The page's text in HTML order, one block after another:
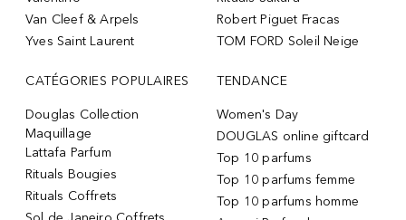
Van Cleef & Arpels
Yves Saint Laurent
Robert Piguet Fracas
TOM FORD Soleil Neige
CATÉGORIES POPULAIRES
Douglas Collection
Maquillage
Lattafa Parfum
Rituals Bougies
Rituals Coffrets
TENDANCE
Women's Day
DOUGLAS online giftcard
Top 10 parfums
Top 10 parfums femme
Top 10 parfums homme